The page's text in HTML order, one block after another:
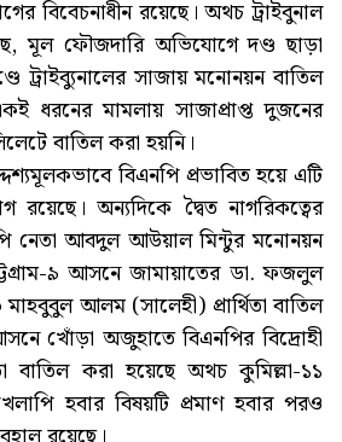
বিবেচনাধীন রয়েছে। অথচ ট্রাইবুনাল
মূল ফৌজদারি অভিযোগে দণ্ড ছাড়া
ট্রাইব্যুনালের সাজায় মনোনয়ন বাতিল
ধরনের মামলায় সাজাপ্রাপ্ত দুজনের
বাতিল করা হয়নি।
বিএনপি প্রভাবিত হয়ে এটি
অন্যদিকে দ্বৈত নাগরিকত্বের
নেতা আবদুল আউয়াল মিন্টুর মনোনয়ন
৯ আসনে জামায়াতের ডা. ফজলুল
আলম (সালেহী) প্রার্থিতা বাতিল
খোঁড়া অজুহাতে বিএনপির বিদ্রোহী
বাতিল করা হয়েছে অথচ কুমিল্লা-১১
হবার বিষয়টি প্রমাণ হবার পরও